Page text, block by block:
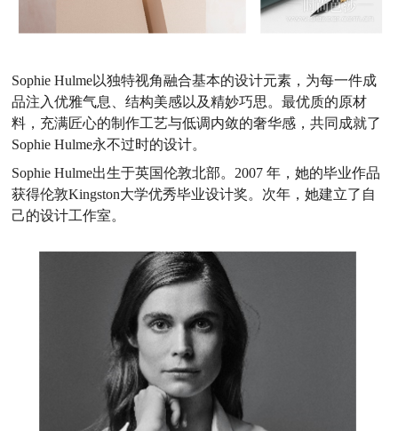
Sophie Hulme以独特视角融合基本的设计元素，为每一件成
品注入优雅气息、结构美感以及精妙巧思。最优质的原材
料，充满匠心的制作工艺与低调内敛的奢华感，共同成就了
Sophie Hulme永不过时的设计。
Sophie Hulme出生于英国伦敦北部。2007 年，她的毕业作品
获得伦敦Kingston大学优秀毕业设计奖。次年，她建立了自
己的设计工作室。